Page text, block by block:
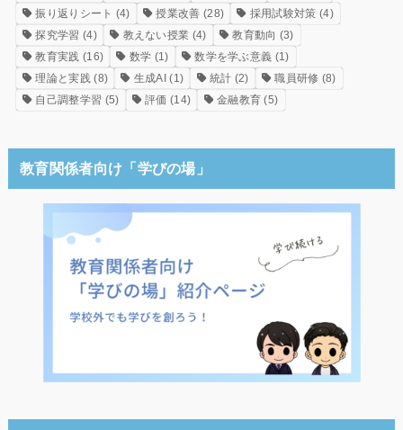
振り返りシート (4) 授業改善 (28) 採用試験対策 (4)
探究学習 (4) 教えない授業 (4) 教育動向 (3)
教育実践 (16) 数学 (1) 数学を学ぶ意義 (1)
理論と実践(8) 生成AI (1) 統計 (2) 職員研修 (8)
自己調整学習 (5) 評価 (14) 金融教育 (5)
教育関係者向け「学びの場」